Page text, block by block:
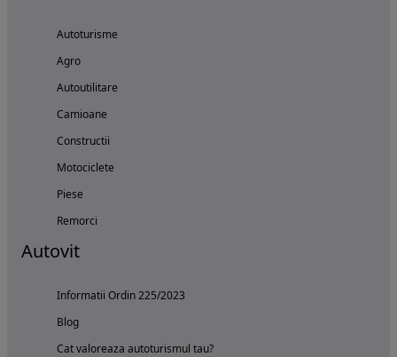
Autoturisme
Agro
Autoutilitare
Camioane
Constructii
Motociclete
Piese
Remorci
Autovit
Informatii Ordin 225/2023
Blog
Cat valoreaza autoturismul tau?